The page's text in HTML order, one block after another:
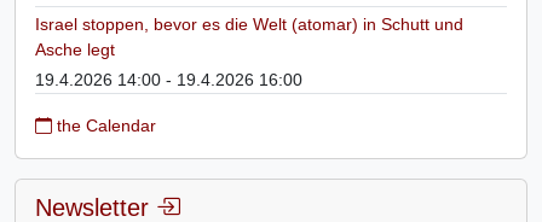
Israel stoppen, bevor es die Welt (atomar) in Schutt und
Asche legt
19.4.2026 14:00 - 19.4.2026 16:00
the Calendar
Newsletter